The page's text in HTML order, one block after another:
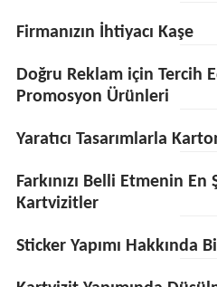
Firmanızın İhtiyacı Kaşe
Doğru Reklam için Tercih
Promosyon Ürünleri
Yaratıcı Tasarımlarla
Farkınızı Belli Etmenin En
Kartvizitler
Sticker Yapımı Hakkında